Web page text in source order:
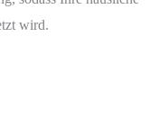
wird.